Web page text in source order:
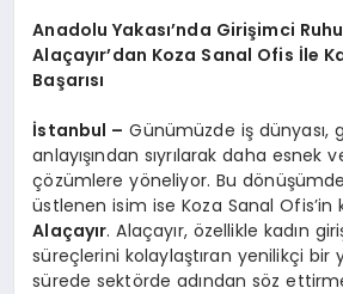
Anadolu Yakası’nda Girişimci
Alaçayır’dan Koza Sanal Ofis İle
Başarısı
İstanbul – Günümüzde iş dünyası,
anlayışından sıyrılarak daha esnek
çözümlere yöneliyor. Bu
üstlenen isim ise Koza Sanal Ofis’in
Alaçayır. Alaçayır, özellikle kadın
süreçlerini kolaylaştıran yenilikçi bir
sürede sektörde adından söz